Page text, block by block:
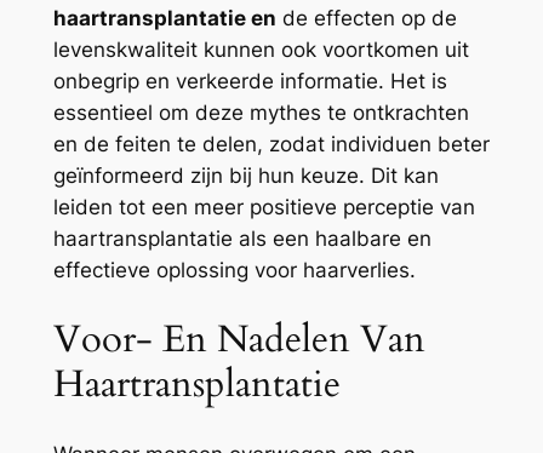
haartransplantatie en de effecten op de
levenskwaliteit kunnen ook voortkomen uit
onbegrip en verkeerde informatie. Het is
essentieel om deze mythes te ontkrachten
en de feiten te delen, zodat individuen beter
geïnformeerd zijn bij hun keuze. Dit kan
leiden tot een meer positieve perceptie van
haartransplantatie als een haalbare en
effectieve oplossing voor haarverlies.
Voor- En Nadelen Van
Haartransplantatie